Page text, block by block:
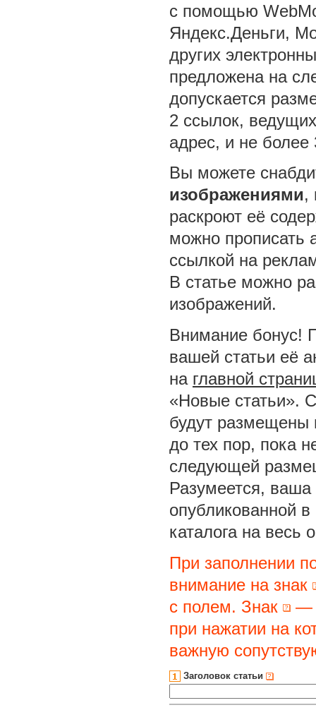
с помощью
Яндекс.Деньги,
других
предложена на
допускается
2 ссылок,
адрес, и не более
Вы можете
изображениями,
раскроют её
можно прописать
ссылкой на
В статье можно
изображений.
Внимание бонус!
вашей статьи её
на главной
«Новые статьи».
будут размещены
до тех пор, пока
следующей
Разумеется, ваша
опубликованной
каталога на весь
При заполнении
внимание на знак
с полем. Знак
—
при нажатии на
важную
Заголовок статьи